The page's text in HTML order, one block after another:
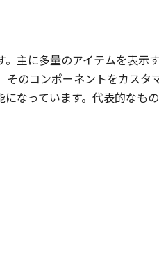
ラリ
アプリの閉じ方
shinmiy
主に多量のアイテムを表示
のコンポーネントをカスタ
なっています。代表的なも